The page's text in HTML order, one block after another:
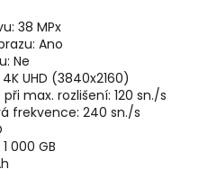
38 MPx
Ano
Ne
4K UHD (3840x2160)
max. rozlišení: 120 sn./s
frekvence: 240 sn./s
1 000 GB